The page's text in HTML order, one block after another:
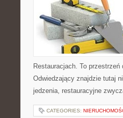
Restauracjach. To
Odwiedzający znajdzie tutaj
jedzenia, restauracyjne
CATEGORIES: